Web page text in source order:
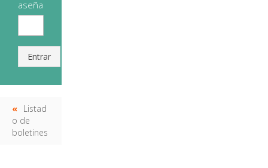
aseña
Entrar
Listad
o de
boletines